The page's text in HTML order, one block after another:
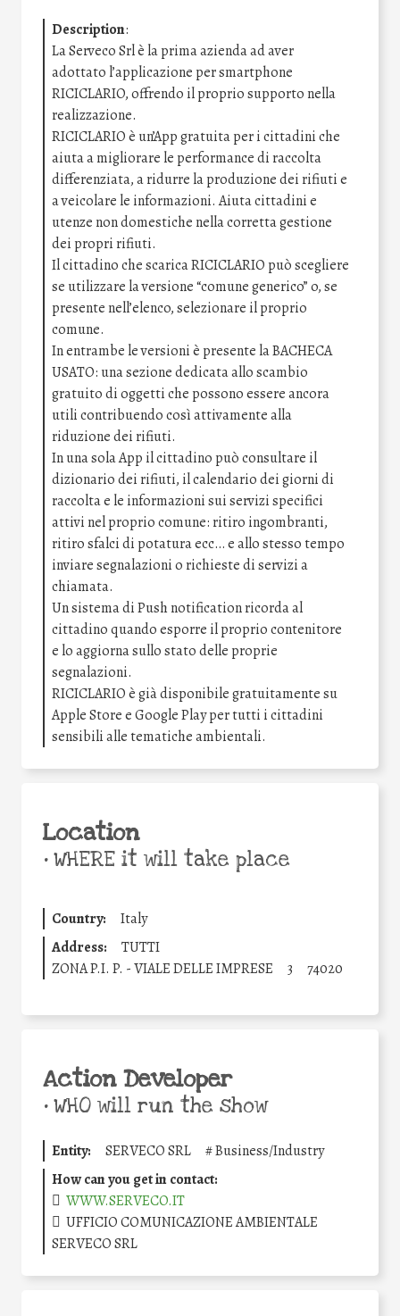
Description:
La Serveco Srl è la prima azienda ad aver
adottato l’applicazione per smartphone
RICICLARIO, offrendo il proprio supporto nella
realizzazione.
RICICLARIO è un’App gratuita per i cittadini che
aiuta a migliorare le performance di raccolta
differenziata, a ridurre la produzione dei rifiuti e
a veicolare le informazioni. Aiuta cittadini e
utenze non domestiche nella corretta gestione
dei propri rifiuti.
Il cittadino che scarica RICICLARIO può scegliere
se utilizzare la versione “comune generico” o, se
presente nell’elenco, selezionare il proprio
comune.
In entrambe le versioni è presente la BACHECA
USATO: una sezione dedicata allo scambio
gratuito di oggetti che possono essere ancora
utili contribuendo così attivamente alla
riduzione dei rifiuti.
In una sola App il cittadino può consultare il
dizionario dei rifiuti, il calendario dei giorni di
raccolta e le informazioni sui servizi specifici
attivi nel proprio comune: ritiro ingombranti,
ritiro sfalci di potatura ecc… e allo stesso tempo
inviare segnalazioni o richieste di servizi a
chiamata.
Un sistema di Push notification ricorda al
cittadino quando esporre il proprio contenitore
e lo aggiorna sullo stato delle proprie
segnalazioni.
RICICLARIO è già disponibile gratuitamente su
Apple Store e Google Play per tutti i cittadini
sensibili alle tematiche ambientali.
Location
•WHERE it will take place
Country:
Italy
Address:
TUTTI
ZONA P.I. P. - VIALE DELLE IMPRESE
3 74020
Action Developer
•WHO will run the show
Entity: SERVECO SRL #Business/Industry
How can you get in contact:
WWW.SERVECO.IT
UFFICIO COMUNICAZIONE AMBIENTALE
SERVECO SRL